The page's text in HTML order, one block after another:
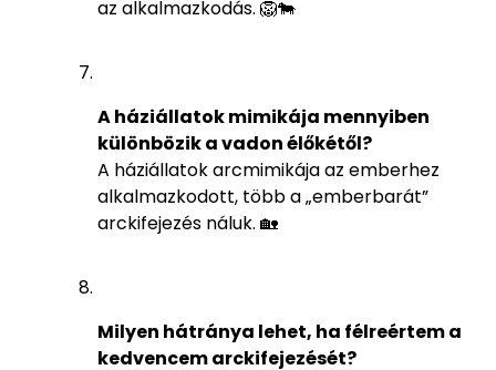
az alkalmazkodás. 🦁🐄
A háziállatok mimikája mennyiben
különbözik a vadon élőkétől?
A háziállatok arcmimikája az emberhez
alkalmazkodott, több a „emberbarát”
arckifejezés náluk. 🏡
Milyen hátránya lehet, ha félreértem a
kedvencem arckifejezését?